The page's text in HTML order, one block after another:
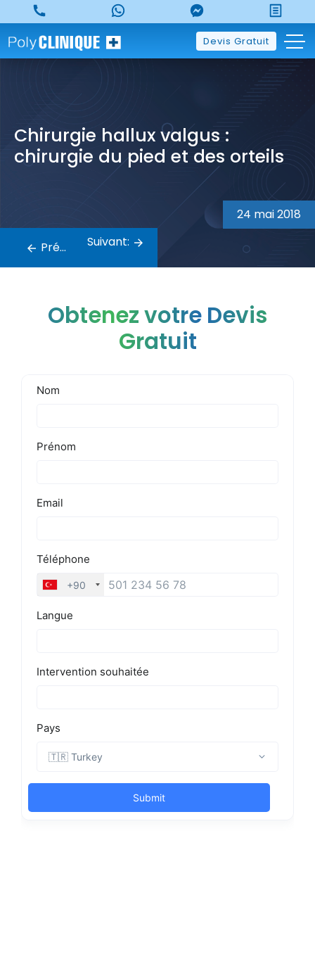
to
content
Devis Gratuit
Chirurgie hallux valgus :
chirurgie du pied et des orteils
24 mai 2018
de
l’article
Précédent: Suivant:
Obtenez votre Devis
Gratuit